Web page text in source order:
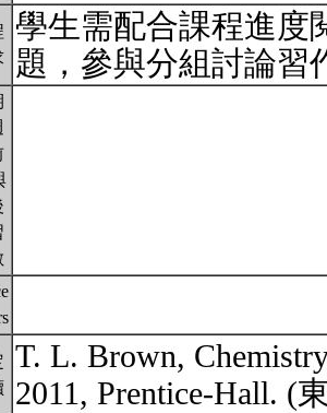
學生需配合課程進度
題，參與分組討論
T. L. Brown,
2011, Prentice-Hall.